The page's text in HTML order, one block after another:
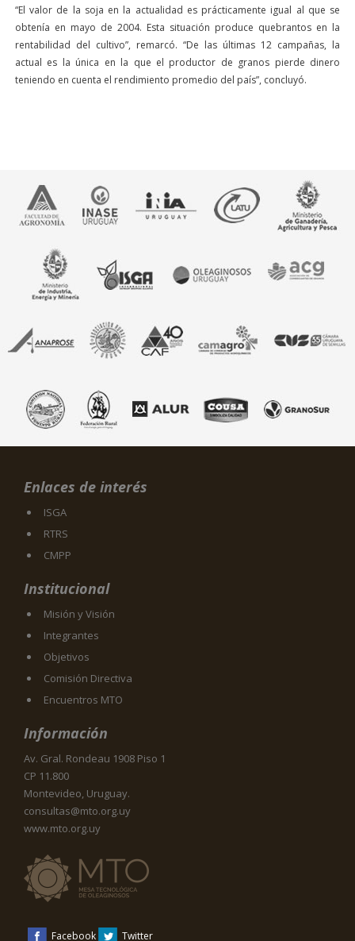
“El valor de la soja en la actualidad es prácticamente igual al que se
obtenía en mayo de 2004. Esta situación produce quebrantos en la
rentabilidad del cultivo”, remarcó. “De las últimas 12 campañas, la
actual es la única en la que el productor de granos pierde dinero
teniendo en cuenta el rendimiento promedio del país”, concluyó.
Enlaces de interés
ISGA
RTRS
CMPP
Institucional
Misión y Visión
Integrantes
Objetivos
Comisión Directiva
Encuentros MTO
Información
Av. Gral. Rondeau 1908 Piso 1
CP 11.800
Montevideo, Uruguay.
consultas@mto.org.uy
www.mto.org.uy
Facebook Twitter